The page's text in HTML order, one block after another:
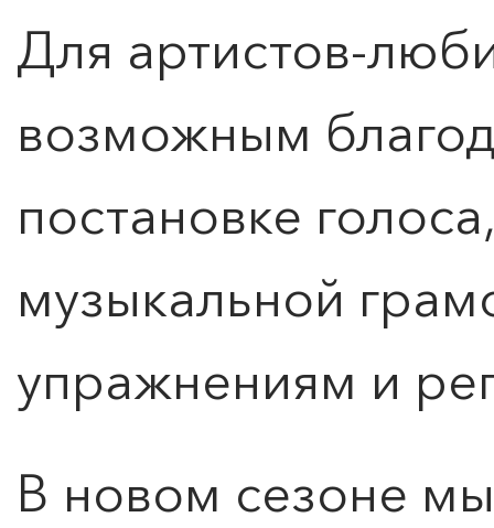
Для артистов-
возможным
постановке
музыкальной
упражнениям и
В новом сезоне